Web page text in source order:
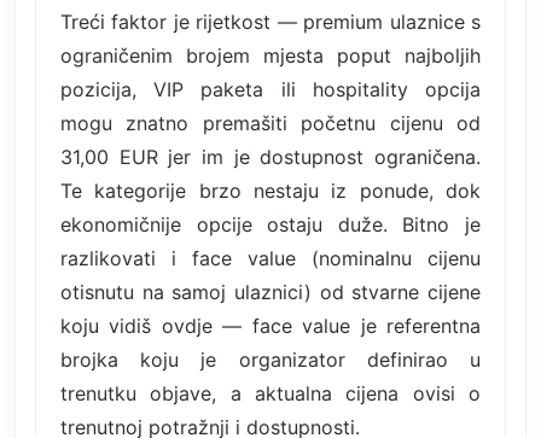
Treći faktor je rijetkost — premium ulaznice s
ograničenim brojem mjesta poput najboljih
pozicija, VIP paketa ili hospitality opcija
mogu znatno premašiti početnu cijenu od
31,00 EUR jer im je dostupnost ograničena.
Te kategorije brzo nestaju iz ponude, dok
ekonomičnije opcije ostaju duže. Bitno je
razlikovati i face value (nominalnu cijenu
otisnutu na samoj ulaznici) od stvarne cijene
koju vidiš ovdje — face value je referentna
brojka koju je organizator definirao u
trenutku objave, a aktualna cijena ovisi o
trenutnoj potražnji i dostupnosti.